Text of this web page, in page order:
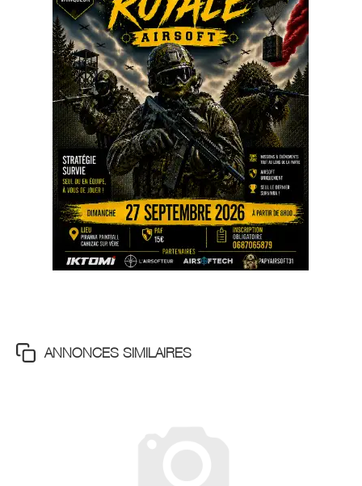
ANNONCES SIMILAIRES